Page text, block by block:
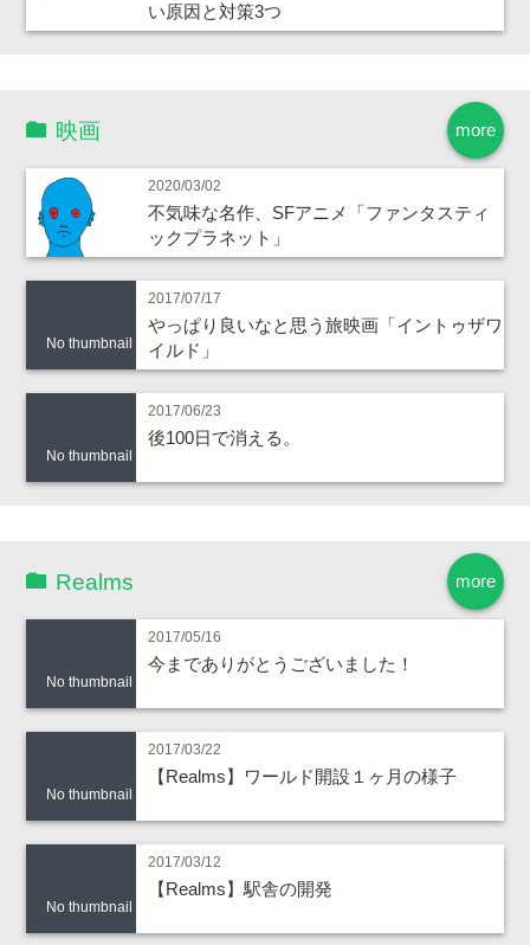
い原因と対策3つ
more
映画
2020/03/02
不気味な名作、SFアニメ「ファンタスティ
ックプラネット」
No thumbnail
2017/07/17
やっぱり良いなと思う旅映画「イントゥザワ
イルド」
No thumbnail
2017/06/23
後100日で消える。
more
Realms
No thumbnail
2017/05/16
今までありがとうございました！
No thumbnail
2017/03/22
【Realms】ワールド開設１ヶ月の様子
No thumbnail
2017/03/12
【Realms】駅舎の開発